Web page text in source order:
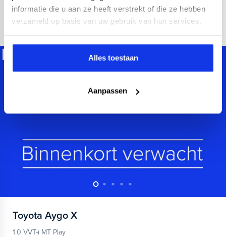
informatie die u aan ze heeft verstrekt of die ze hebben
verzameld op basis van uw gebruik van hun services.
Alles toestaan
Aanpassen
Private lease258,- p.m.
Toyota Aygo X
1.0 VVT-i MT Play